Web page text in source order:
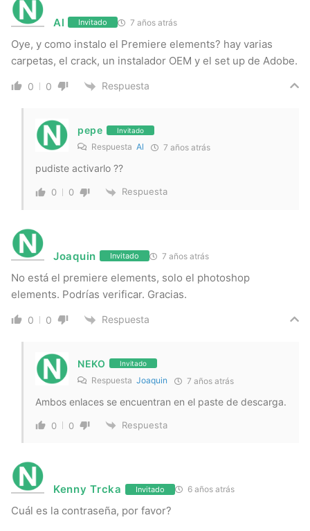
Al Invitado 7 años atrás
Oye, y como instalo el Premiere elements? hay varias
carpetas, el crack, un instalador OEM y el set up de Adobe.
0 0 Respuesta
pepe Invitado
Respuesta Al 7 años atrás
pudiste activarlo ??
0 0 Respuesta
Joaquin Invitado 7 años atrás
No está el premiere elements, solo el photoshop
elements. Podrías verificar. Gracias.
0 0 Respuesta
NEKO Invitado
Respuesta Joaquin 7 años atrás
Ambos enlaces se encuentran en el paste de descarga.
0 0 Respuesta
Kenny Trcka Invitado 6 años atrás
Cuál es la contraseña, por favor?